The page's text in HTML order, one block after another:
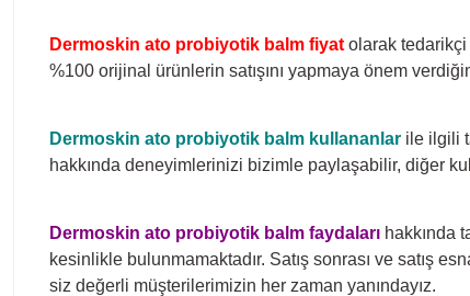
Dermoskin ato probiyotik balm fiyat olarak tedarikçi
%100 orijinal ürünlerin satışını yapmaya önem
Dermoskin ato probiyotik balm kullananlar ile ilgili
hakkında deneyimlerinizi bizimle paylaşabilir, diğer
Dermoskin ato probiyotik balm faydaları hakkında
kesinlikle bulunmamaktadır. Satış sonrası ve satış
siz değerli müşterilerimizin her zaman yanındayız.